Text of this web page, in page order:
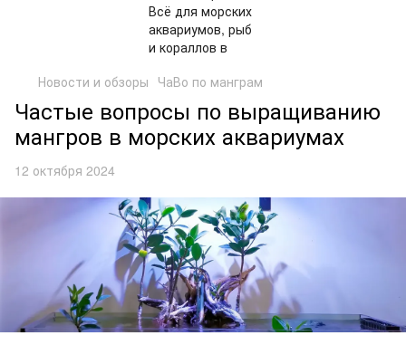
Новости и обзоры ЧаВо по манграм
Частые вопросы по выращиванию
мангров в морских аквариумах
12 октября 2024